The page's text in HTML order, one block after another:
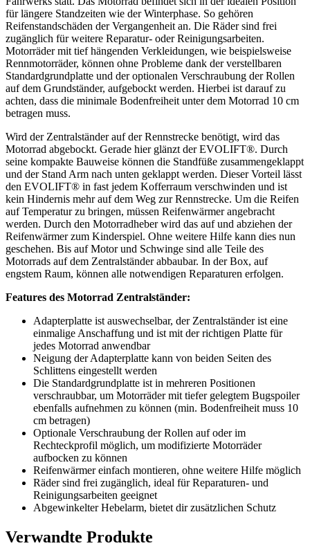
für längere Standzeiten wie der Winterphase. So gehören
Reifenstandschäden der Vergangenheit an. Die Räder sind frei
zugänglich für weitere Reparatur- oder Reinigungsarbeiten.
Motorräder mit tief hängenden Verkleidungen, wie beispielsweise
Rennmotorräder, können ohne Probleme dank der verstellbaren
Standardgrundplatte und der optionalen Verschraubung der Rollen
auf dem Grundständer, aufgebockt werden. Hierbei ist darauf zu
achten, dass die minimale Bodenfreiheit unter dem Motorrad 10 cm
betragen muss.
Wird der Zentralständer auf der Rennstrecke benötigt, wird das
Motorrad abgebockt. Gerade hier glänzt der EVOLIFT®. Durch
seine kompakte Bauweise können die Standfüße zusammengeklappt
und der Stand Arm nach unten geklappt werden. Dieser Vorteil lässt
den EVOLIFT® in fast jedem Kofferraum verschwinden und ist
kein Hindernis mehr auf dem Weg zur Rennstrecke. Um die Reifen
auf Temperatur zu bringen, müssen Reifenwärmer angebracht
werden. Durch den Motorradheber wird das auf und abziehen der
Reifenwärmer zum Kinderspiel. Ohne weitere Hilfe kann dies nun
geschehen. Bis auf Motor und Schwinge sind alle Teile des
Motorrads auf dem Zentralständer abbaubar. In der Box, auf
engstem Raum, können alle notwendigen Reparaturen erfolgen.
Features des Motorrad Zentralständer:
Adapterplatte ist auswechselbar, der Zentralständer ist eine
einmalige Anschaffung und ist mit der richtigen Platte für
jedes Motorrad anwendbar
Neigung der Adapterplatte kann von beiden Seiten des
Schlittens eingestellt werden
Die Standardgrundplatte ist in mehreren Positionen
verschraubbar, um Motorräder mit tiefer gelegtem Bugspoiler
ebenfalls aufnehmen zu können (min. Bodenfreiheit muss 10
cm betragen)
Optionale Verschraubung der Rollen auf oder im
Rechteckprofil möglich, um modifizierte Motorräder
aufbocken zu können
Reifenwärmer einfach montieren, ohne weitere Hilfe möglich
Räder sind frei zugänglich, ideal für Reparaturen- und
Reinigungsarbeiten geeignet
Abgewinkelter Hebelarm, bietet dir zusätzlichen Schutz
Verwandte Produkte